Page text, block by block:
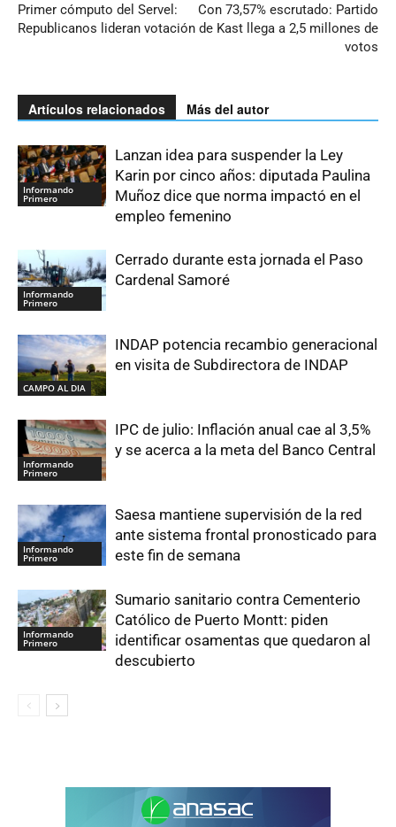
Primer cómputo del Servel:
Republicanos lideran votación
Con 73,57% escrutado: Partido
de Kast llega a 2,5 millones de
votos
Artículos relacionados Más del autor
Informando
Primero
Lanzan idea para suspender la Ley
Karin por cinco años: diputada Paulina
Muñoz dice que norma impactó en el
empleo femenino
Informando
Primero
Cerrado durante esta jornada el Paso
Cardenal Samoré
CAMPO AL DIA
INDAP potencia recambio generacional
en visita de Subdirectora de INDAP
Informando
Primero
IPC de julio: Inflación anual cae al 3,5%
y se acerca a la meta del Banco Central
Informando
Primero
Saesa mantiene supervisión de la red
ante sistema frontal pronosticado para
este fin de semana
Informando
Primero
Sumario sanitario contra Cementerio
Católico de Puerto Montt: piden
identificar osamentas que quedaron al
descubierto